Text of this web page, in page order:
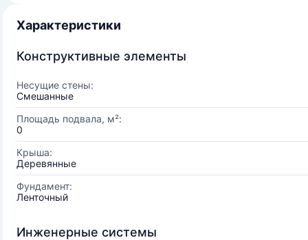
Характеристики
Конструктивные элементы
Несущие стены:
Смешанные
Площадь подвала, м²:
0
Крыша:
Деревянные
Фундамент:
Ленточный
Инженерные системы